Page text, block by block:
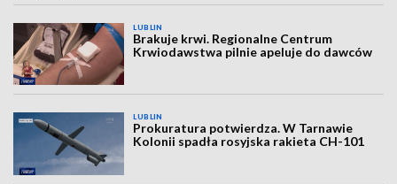
LUBLIN
Brakuje krwi. Regionalne Centrum
Krwiodawstwa pilnie apeluje do dawców
LUBLIN
Prokuratura potwierdza. W Tarnawie
Kolonii spadła rosyjska rakieta CH-101